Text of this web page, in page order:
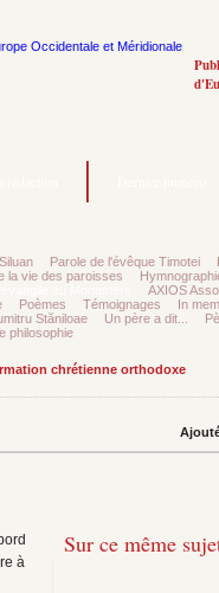
Parole de l'évêque Timotei
la vie des paroisses
AXIOS
Poèmes Témoignages In
Stăniloae Un père a dit...
philosophie
chrétienne orthodoxe
Sur ce même
à